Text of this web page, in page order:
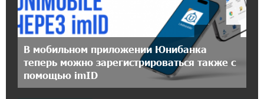
При поддержке Ucom в Шенаване
установлена солнечная станция мощностью
10 кВт
В мобильном приложении Юнибанка
теперь можно зарегистрироваться также с
помощью imID